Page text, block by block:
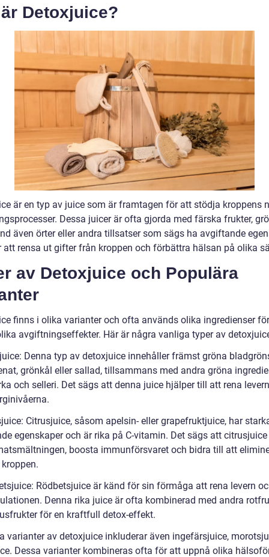
Detoxjuice?
är en typ av juice som är framtagen för att stödja kroppens
Dessa juicer är ofta gjorda med färska frukter,
även örter eller andra tillsatser som sägs ha avgiftande
att rensa ut gifter från kroppen och förbättra hälsan på olika
av Detoxjuice och Populära
finns i olika varianter och ofta används olika ingredienser
avgiftningseffekter. Här är några vanliga typer av
Denna typ av detoxjuice innehåller främst gröna
grönkål eller sallad, tillsammans med andra gröna
och selleri. Det sägs att denna juice hjälper till att rena
Citrusjuice, såsom apelsin- eller grapefruktjuice, har
egenskaper och är rika på C-vitamin. Det sägs att
boosta immunförsvaret och bidra till att
Rödbetsjuice är känd för sin förmåga att rena levern
Denna rika juice är ofta kombinerad med andra
för en kraftfull detox-effekt.
varianter av detoxjuice inkluderar även ingefärsjuice,
Dessa varianter kombineras ofta för att uppnå olika